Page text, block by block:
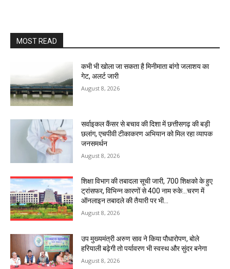
MOST READ
कभी भी खोला जा सकता है मिनीमाता बांगो जलाशय का
गेट, अलर्ट जारी
August 8, 2026
सर्वाइकल कैंसर से बचाव की दिशा में छत्तीसगढ़ की बड़ी
छलांग, एचपीवी टीकाकरण अभियान को मिल रहा व्यापक
जनसमर्थन
August 8, 2026
शिक्षा विभाग की तबादला सूची जारी, 700 शिक्षको के हुए
ट्रांसफर, विभिन्न कारणों से 400 नाम रुके…चरण में
ऑनलाइन तबादले की तैयारी पर भी...
August 8, 2026
उप मुख्यमंत्री अरुण साव ने किया पौधारोपण, बोले
हरियाली बढ़ेगी तो पर्यावरण भी स्वस्थ और सुंदर बनेगा
August 8, 2026